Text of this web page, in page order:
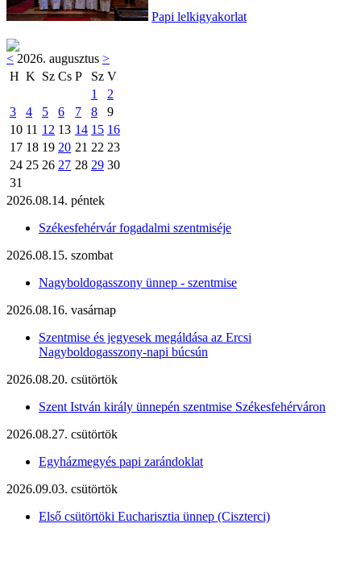
Papi lelkigyakorlat
< 2026. augusztus >
H K Sz Cs P Sz V
1
2
3
4 5 6 7 8
9
10 11 12 13 14 15 16
17 18 19 20 21 22 23
24 25 26 27 28 29 30
31
2026.08.14. péntek
Székesfehérvár fogadalmi szentmiséje
2026.08.15. szombat
Nagyboldogasszony ünnep - szentmise
2026.08.16. vasárnap
Szentmise és jegyesek megáldása az Ercsi
Nagyboldogasszony-napi búcsún
2026.08.20. csütörtök
Szent István király ünnepén szentmise Székesfehérváron
2026.08.27. csütörtök
Egyházmegyés papi zarándoklat
2026.09.03. csütörtök
Első csütörtöki Eucharisztia ünnep (Ciszterci)